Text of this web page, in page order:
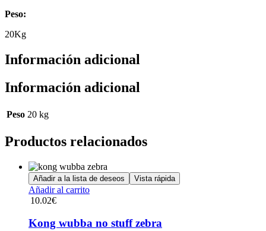
Peso:
20Kg
Información adicional
Información adicional
Peso 20 kg
Productos relacionados
Añadir a la lista de deseos Vista rápida
Añadir al carrito
10.02€
Kong wubba no stuff zebra